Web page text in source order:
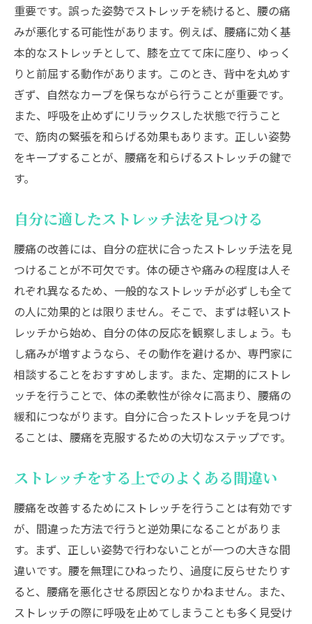
重要です。誤った姿勢でストレッチを続けると、腰の痛
みが悪化する可能性があります。例えば、腰痛に効く基
本的なストレッチとして、膝を立てて床に座り、ゆっく
りと前屈する動作があります。このとき、背中を丸めす
ぎず、自然なカーブを保ちながら行うことが重要です。
また、呼吸を止めずにリラックスした状態で行うこと
で、筋肉の緊張を和らげる効果もあります。正しい姿勢
をキープすることが、腰痛を和らげるストレッチの鍵で
す。
自分に適したストレッチ法を見つける
腰痛の改善には、自分の症状に合ったストレッチ法を見
つけることが不可欠です。体の硬さや痛みの程度は人そ
れぞれ異なるため、一般的なストレッチが必ずしも全て
の人に効果的とは限りません。そこで、まずは軽いスト
レッチから始め、自分の体の反応を観察しましょう。も
し痛みが増すようなら、その動作を避けるか、専門家に
相談することをおすすめします。また、定期的にストレ
ッチを行うことで、体の柔軟性が徐々に高まり、腰痛の
緩和につながります。自分に合ったストレッチを見つけ
ることは、腰痛を克服するための大切なステップです。
ストレッチをする上でのよくある間違い
腰痛を改善するためにストレッチを行うことは有効です
が、間違った方法で行うと逆効果になることがありま
す。まず、正しい姿勢で行わないことが一つの大きな間
違いです。腰を無理にひねったり、過度に反らせたりす
ると、腰痛を悪化させる原因となりかねません。また、
ストレッチの際に呼吸を止めてしまうことも多く見受け